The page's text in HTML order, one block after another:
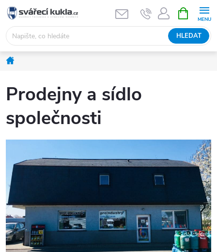
Přejít na obsah
HLEDAT
Domů
Prodejny a sídlo
společnosti